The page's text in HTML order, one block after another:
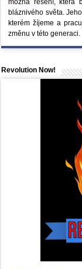
možná řešení, která
bláznivého světa.
kterém žíjeme a
změnu v této generaci.
Revolution Now!